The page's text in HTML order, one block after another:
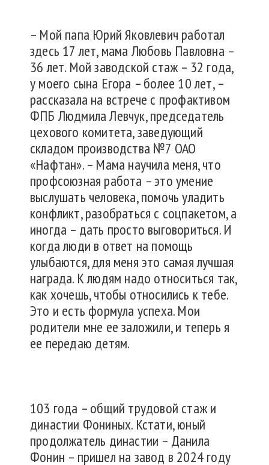
– Мой папа Юрий Яковлевич работал
здесь 17 лет, мама Любовь Павловна –
36 лет. Мой заводской стаж – 32 года,
у моего сына Егора – более 10 лет, –
рассказала на встрече с профактивом
ФПБ Людмила Левчук, председатель
цехового комитета, заведующий
складом производства №7 ОАО
«Нафтан». – Мама научила меня, что
профсоюзная работа – это умение
выслушать человека, помочь уладить
конфликт, разобраться с соцпакетом, а
иногда – дать просто выговориться. И
когда люди в ответ на помощь
улыбаются, для меня это самая лучшая
награда. К людям надо относиться так,
как хочешь, чтобы относились к тебе.
Это и есть формула успеха. Мои
родители мне ее заложили, и теперь я
ее передаю детям.
103 года – общий трудовой стаж и
династии Фониных. Кстати, юный
продолжатель династии – Данила
Фонин – пришел на завод в 2024 году